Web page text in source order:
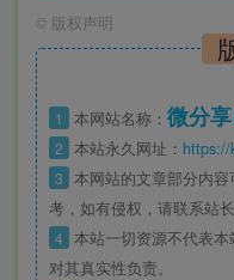
© 版权声明
1 本网站名称： 微分
2 本站永久网址： https://
3 本网站的文章部分内
考，如有侵权，请联系站
4 本站一切资源不代表
对其真实性负责。